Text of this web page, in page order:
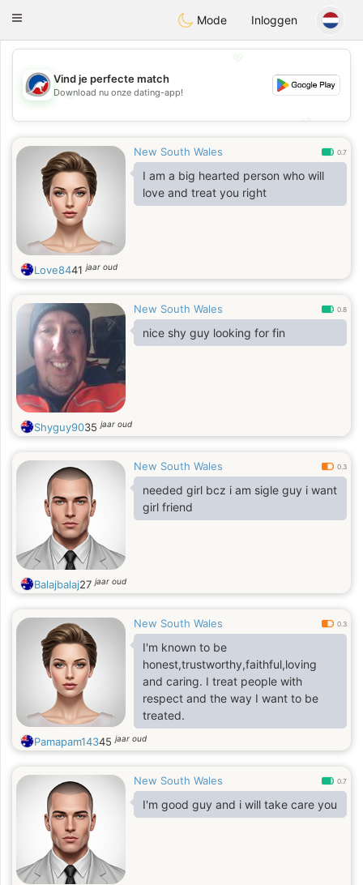
AustraliaChat
Toggle
Mode Inloggen
💖
💕
Vind je perfecte match
Download nu onze dating-app!
New South Wales 0.7
I am a big hearted person who will
love and treat you right
Love8441jaar oud
New South Wales 0.8
nice shy guy looking for fin
Shyguy9035jaar oud
New South Wales 0.3
needed girl bcz i am sigle guy i want
girl friend
Balajbalaj27jaar oud
New South Wales 0.3
I'm known to be
honest,trustworthy,faithful,loving
and caring. I treat people with
respect and the way I want to be
treated.
Pamapam14345jaar oud
New South Wales 0.7
I'm good guy and i will take care you